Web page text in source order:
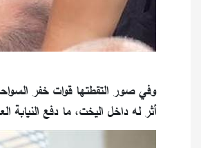
وفي صور التقطتها قوات خفر
أثر له داخل اليخت، ما دفع النيابة